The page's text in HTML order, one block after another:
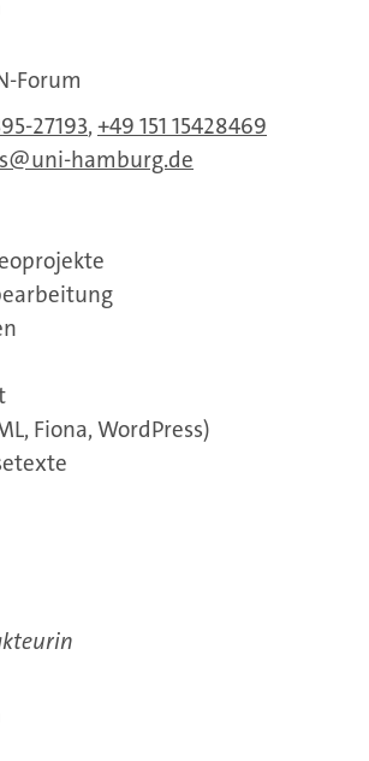
Forum
27193,+49 151 15428469
uni-hamburg.de
Fiona, WordPress)